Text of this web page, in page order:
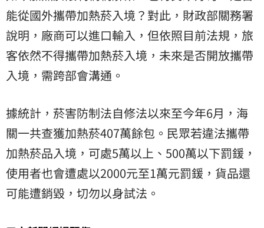
能從國外攜帶加熱菸入境？對此，財政部關務署
說明，廠商可以進口輸入，但依照目前法規，旅
客依然不得攜帶加熱菸入境，未來是否開放攜帶
入境，需跨部會溝通。
據統計，菸害防制法自修法以來至今年6月，海
關一共查獲加熱菸407萬餘包。民眾若違法攜帶
加熱菸品入境，可處5萬以上、500萬以下罰鍰，
使用者也會遭處以2000元至1萬元罰鍰，貨品還
可能遭銷毀，切勿以身試法。